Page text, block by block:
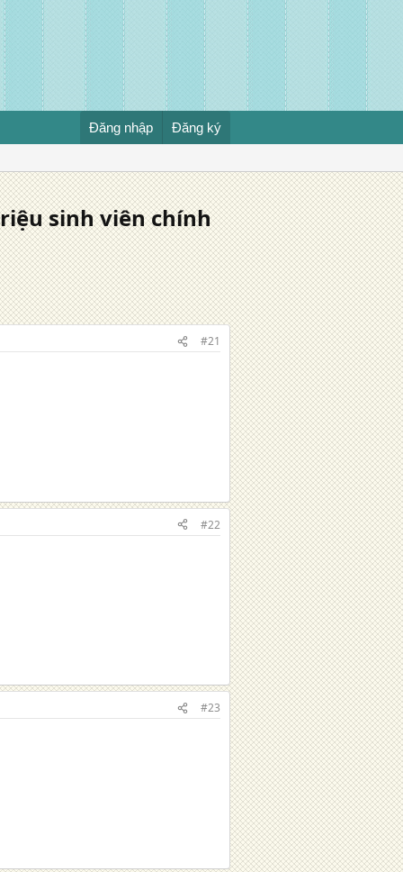
Đăng nhập Đăng ký
sinh viên chính
#21
#22
#23